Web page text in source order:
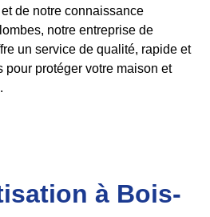
de notre connaissance
notre entreprise de
un service de qualité, rapide et
pour protéger votre maison et
à Bois-